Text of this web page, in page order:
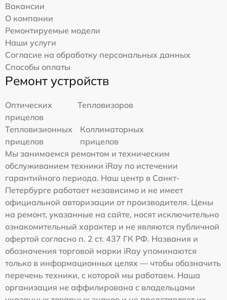
Вакансии
О компании
Ремонтируемые модели
Наши услуги
Согласие на обработку персональных данных
Способы оплаты
Ремонт устройств
Оптических
прицелов
Тепловизоров
Тепловизионных
прицелов
Коллиматорных
прицелов
Мы занимаемся ремонтом и техническим
обслуживанием техники iRay по истечении
гарантийного периода. Наш центр в Санкт-
Петербурге работает независимо и не имеет
официальной авторизации от производителя. Цены
на ремонт, указанные на сайте, носят исключительно
ознакомительный характер и не являются публичной
офертой согласно п. 2 ст. 437 ГК РФ. Названия и
обозначения торговой марки iRay упоминаются
только в информационных целях — чтобы обозначить
перечень техники, с которой мы работаем. Наша
организация не аффилирована с владельцами